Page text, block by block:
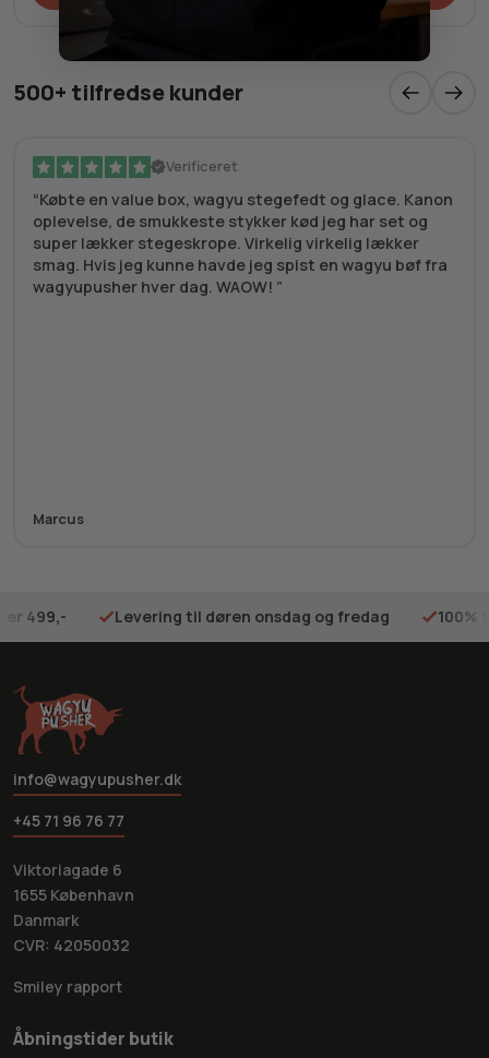
500+ tilfredse kunder
Verificeret
Købte en value box, wagyu stegefedt og glace. Kanon
oplevelse, de smukkeste stykker kød jeg har set og
super lækker stegeskrope. Virkelig virkelig lækker
smag. Hvis jeg kunne havde jeg spist en wagyu bøf fra
wagyupusher hver dag. WAOW!
Marcus
499,- Levering til døren onsdag og fredag 100%
info@wagyupusher.dk
+45 71 96 76 77
Viktoriagade 6
1655 København
Danmark
CVR: 42050032
Smiley rapport
Åbningstider butik